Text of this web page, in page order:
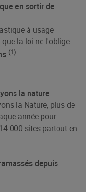
en sortir de
à usage
la loi ne l'oblige.
(1)
la nature
la Nature, plus de
année pour
000 sites partout en
depuis